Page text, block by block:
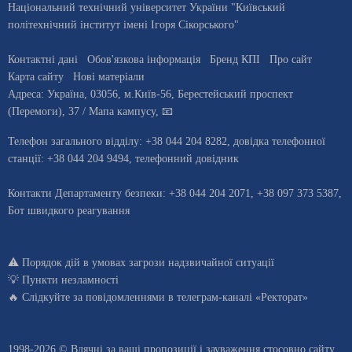
Національний технічний університет України "Київський
політехнічний інститут імені Ігоря Сікорського"
Контактні дані Обов'язкова інформація Бренд КПІ
Про сайт
Карта сайту
Нові матеріали
Адреса: Україна 03056 , м. Київ-56, Берестейський проспект
(Перемоги), 37 / Мапа кампусу, 📧
Телефон загального відділу: +38 044 204 8282, довiдка телефонної
станцiї: +38 044 204 9494, телефонний довідник
Контакти Департаменту безпеки: +38 044 204 2071, +38 097 373 5387,
Бот швидкого реагування
⚠️ Порядок дій в умовах загрози надзвичайної ситуації
💡 Пункти незламності
🔥 Слідкуйте за повідомленнями в телеграм-каналі «Ректорат»
1998-2026 © Вдячні за ваші пропозиції і зауваження стосовно сайту